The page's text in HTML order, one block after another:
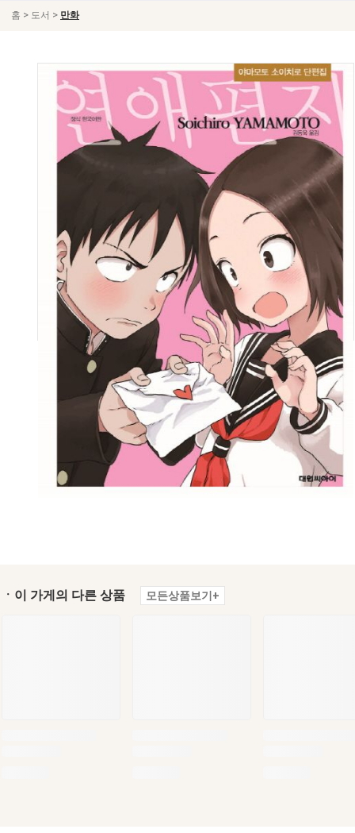
홈 > 도서 > 만화
ㆍ이 가게의 다른 상품 모든상품보기+